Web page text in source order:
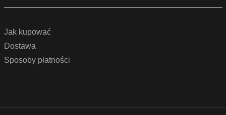
Jak kupować
Dostawa
Sposoby płatności